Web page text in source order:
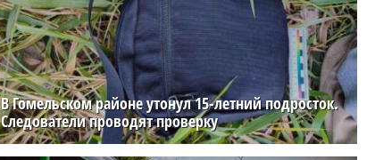
В Гомельском районе утонул 15-летний подросток.
Следователи проводят проверку